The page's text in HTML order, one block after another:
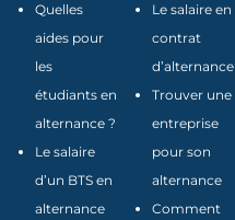
Quelles
aides pour
les
étudiants en
alternance ?
Le salaire
d’un BTS en
alternance
Le salaire en
contrat
d’alternance
Trouver une
entreprise
pour son
alternance
Comment